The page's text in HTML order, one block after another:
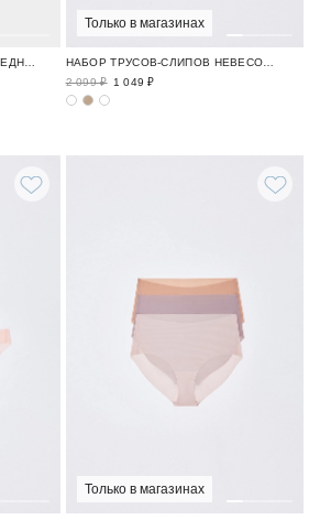
Только в магазинах
2 099 ₽ 1 049 ₽
Только в магазинах